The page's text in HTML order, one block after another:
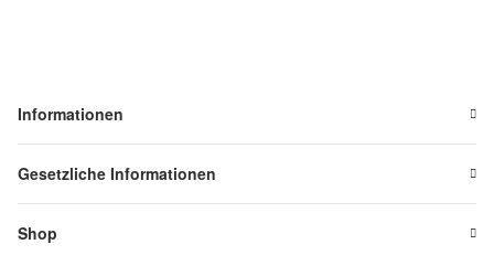
Informationen
Gesetzliche Informationen
Shop